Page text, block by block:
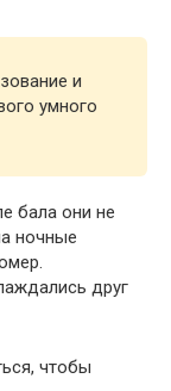
и
умного
бала они не
ночные
друг
чтобы